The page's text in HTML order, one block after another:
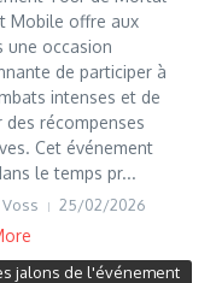
Mobile offre aux
une occasion
de participer à
intenses et de
des récompenses
Cet événement
le temps pr...
25/02/2026
jalons de l'événement